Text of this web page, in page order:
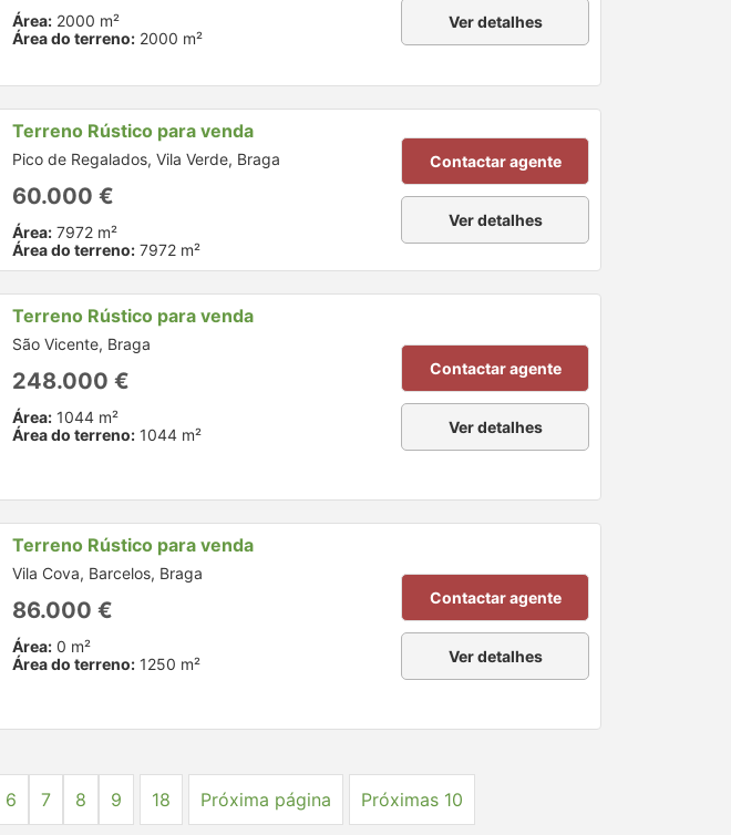
Área: 2000 m²
Área do terreno: 2000 m²
Ver detalhes
Terreno Rústico para venda
Pico de Regalados, Vila Verde, Braga
60.000 €
Área: 7972 m²
Área do terreno: 7972 m²
Contactar agente
Ver detalhes
Terreno Rústico para venda
São Vicente, Braga
248.000 €
Área: 1044 m²
Área do terreno: 1044 m²
Contactar agente
Ver detalhes
Terreno Rústico para venda
Vila Cova, Barcelos, Braga
86.000 €
Área: 0 m²
Área do terreno: 1250 m²
Contactar agente
Ver detalhes
6 7 8 9 18 Próxima página Próximas 10